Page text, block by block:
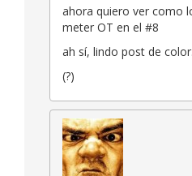
ahora quiero ver como
meter OT en el #8
ah sí, lindo post de
(?)